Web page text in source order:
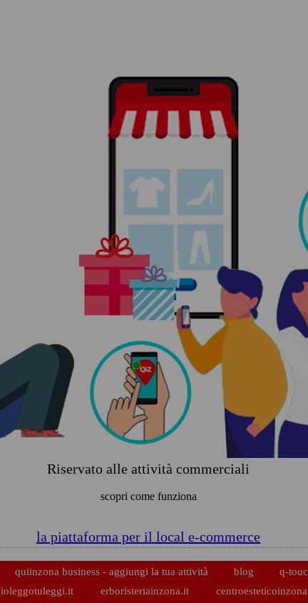
Riservato alle attività commerciali
scopri come funziona
la piattaforma per il local e-commerce
quiinzona business - aggiungi la tua attività blog
q-
ioleggotuleggi.it erboristeriainzona.it